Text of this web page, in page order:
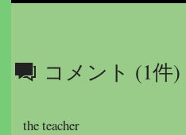
コメント (1件)
the teacher